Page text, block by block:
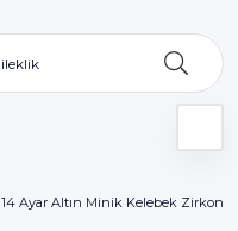
14 Ayar Altın Minik Kelebek Zirkon